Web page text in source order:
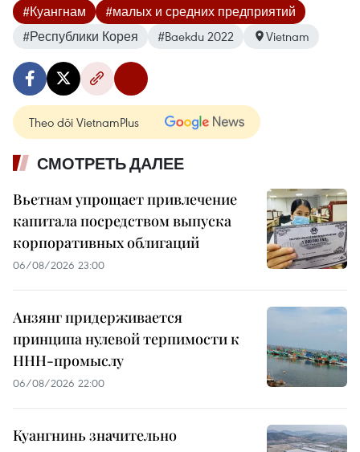
#Куангнам
#малых и средних предприятий
#Республики Корея
#Baekdu 2022 Vietnam
Theo dõi VietnamPlus
СМОТРЕТЬ ДАЛЕЕ
Вьетнам упрощает привлечение
капитала посредством выпуска
корпоративных облигаций
06/08/2026 23:00
Анзянг придерживается
принципа нулевой терпимости к
ННН-промыслу
06/08/2026 22:00
Куангнинь значительно